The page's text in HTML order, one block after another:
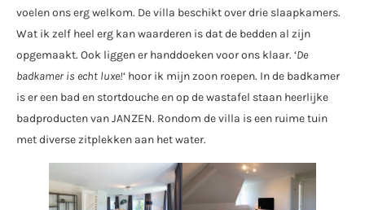
voelen ons erg welkom. De villa beschikt over drie slaapkamers.
Wat ik zelf heel erg kan waarderen is dat de bedden al zijn
opgemaakt. Ook liggen er handdoeken voor ons klaar. ‘De
badkamer is echt luxe!‘ hoor ik mijn zoon roepen. In de badkamer
is er een bad en stortdouche en op de wastafel staan heerlijke
badproducten van JANZEN. Rondom de villa is een ruime tuin
met diverse zitplekken aan het water.